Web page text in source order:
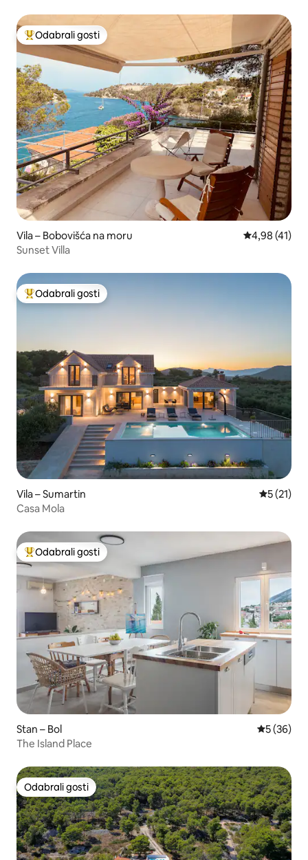
Među najviše rangiranima s oznakom „Odabrali gosti”
Odabrali gosti
Vila – Bobovišća na moru Prosječna
4,98 (41)
Sunset Villa
Među najviše rangiranima s oznakom „Odabrali gosti”
Odabrali gosti
Vila – Sumartin Prosječna
5 (21)
Casa Mola
Među najviše rangiranima s oznakom „Odabrali gosti”
Odabrali gosti
Stan – Bol Prosječna
5 (36)
The Island Place
Odabrali gosti
Odabrali gosti